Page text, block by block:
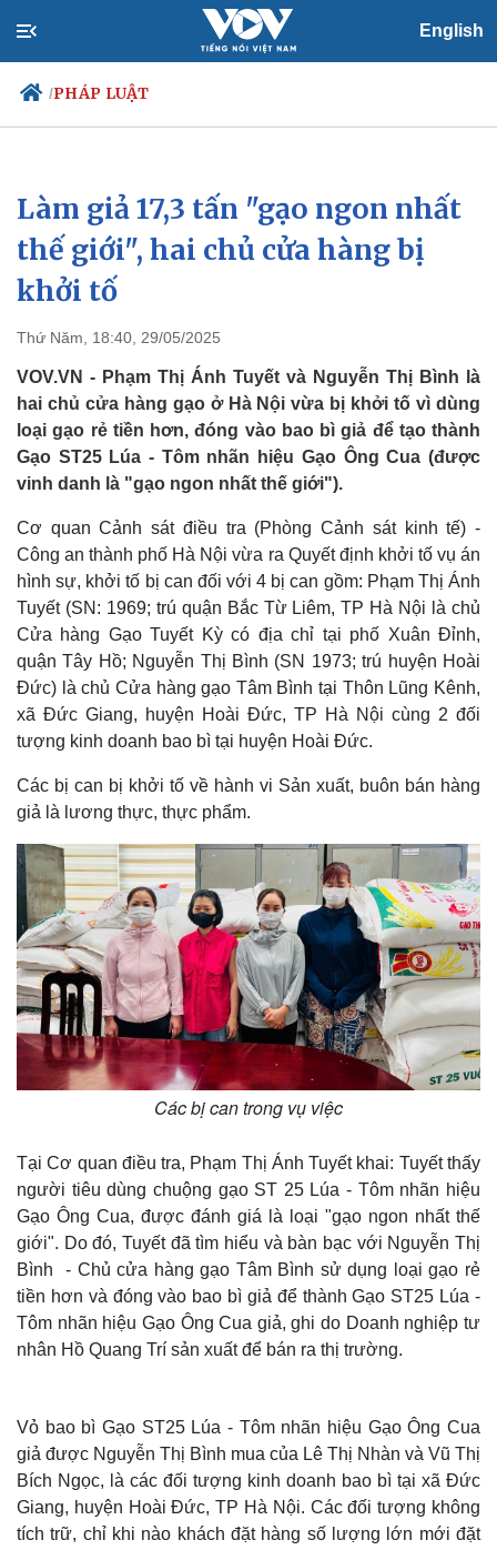
English
/PHÁP LUẬT
Chính trị
Đảng
Tổ chức nhân sự
Quốc hội
Xã hội
Tin 24h
Dự báo thời tiết
Làm giả 17,3 tấn "gạo ngon nhất
thế giới", hai chủ cửa hàng bị
khởi tố
Thứ Năm, 18:40, 29/05/2025
VOV.VN - Phạm Thị Ánh Tuyết và Nguyễn Thị Bình là
hai chủ cửa hàng gạo ở Hà Nội vừa bị khởi tố vì dùng
loại gạo rẻ tiền hơn, đóng vào bao bì giả để tạo thành
Gạo ST25 Lúa - Tôm nhãn hiệu Gạo Ông Cua (được
vinh danh là "gạo ngon nhất thế giới").
Cơ quan Cảnh sát điều tra (Phòng Cảnh sát kinh tế) -
Công an thành phố Hà Nội vừa ra Quyết định khởi tố vụ án
hình sự, khởi tố bị can đối với 4 bị can gồm: Phạm Thị Ánh
Tuyết (SN: 1969; trú quận Bắc Từ Liêm, TP Hà Nội là chủ
Cửa hàng Gạo Tuyết Kỳ có địa chỉ tại phố Xuân Đỉnh,
quận Tây Hồ; Nguyễn Thị Bình (SN 1973; trú huyện Hoài
Đức) là chủ Cửa hàng gạo Tâm Bình tại Thôn Lũng Kênh,
xã Đức Giang, huyện Hoài Đức, TP Hà Nội cùng 2 đối
tượng kinh doanh bao bì tại huyện Hoài Đức.
Các bị can bị khởi tố về hành vi Sản xuất, buôn bán hàng
giả là lương thực, thực phẩm.
Các bị can trong vụ việc
Tại Cơ quan điều tra, Phạm Thị Ánh Tuyết khai: Tuyết thấy
người tiêu dùng chuộng gạo ST 25 Lúa - Tôm nhãn hiệu
Gạo Ông Cua, được đánh giá là loại "gạo ngon nhất thế
giới". Do đó, Tuyết đã tìm hiểu và bàn bạc với Nguyễn Thị
Bình - Chủ cửa hàng gạo Tâm Bình sử dụng loại gạo rẻ
tiền hơn và đóng vào bao bì giả để thành Gạo ST25 Lúa -
Tôm nhãn hiệu Gạo Ông Cua giả, ghi do Doanh nghiệp tư
nhân Hồ Quang Trí sản xuất để bán ra thị trường.
Vỏ bao bì Gạo ST25 Lúa - Tôm nhãn hiệu Gạo Ông Cua
giả được Nguyễn Thị Bình mua của Lê Thị Nhàn và Vũ Thị
Bích Ngọc, là các đối tượng kinh doanh bao bì tại xã Đức
Giang, huyện Hoài Đức, TP Hà Nội. Các đối tượng không
tích trữ, chỉ khi nào khách đặt hàng số lượng lớn mới đặt